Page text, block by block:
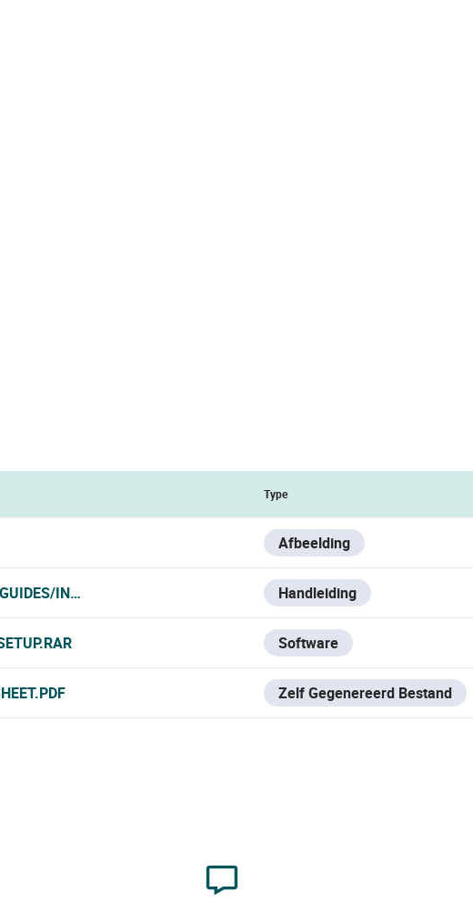
Type
Afbeelding
INTRUSION/PARADOX/MAGELLAN-SPHandleiding
Software
Zelf Gegenereerd Bestand